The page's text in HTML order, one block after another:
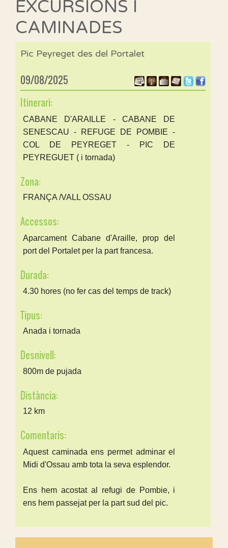
EXCURSIONS I
CAMINADES
Pic Peyreget des del Portalet
09/08/2025
Itinerari:
CABANE D'ARAILLE - CABANE DE
SENESCAU - REFUGE DE POMBIE -
COL DE PEYREGET - PIC DE
PEYREGUET ( i tornada)
Zona:
FRANÇA /VALL OSSAU
Accessos:
Aparcament Cabane d'Araille, prop del
port del Portalet per la part francesa.
Durada:
4.30 hores (no fer cas del temps de track)
Tipus:
Anada i tornada
Desnivell:
800m de pujada
Distància:
12 km
Comentaris:
Aquest caminada ens permet adminar el
Midi d'Ossau amb tota la seva esplendor.
Ens hem acostat al refugi de Pombie, i
ens hem passejat per la part sud del pic.